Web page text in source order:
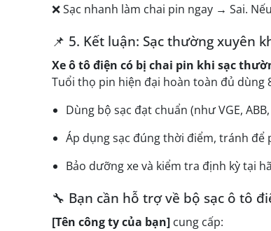
❌ Sạc nhanh làm chai pin ngay → Sai.
📌 5. Kết luận: Sạc thường xuyên
Xe ô tô điện có bị chai pin khi sạc
Tuổi thọ pin hiện đại hoàn toàn đủ dùng
Dùng bộ sạc đạt chuẩn (như VGE,
Áp dụng sạc đúng thời điểm, tránh để
Bảo dưỡng xe và kiểm tra định kỳ tại
🔧 Bạn cần hỗ trợ về bộ sạc ô tô
[Tên công ty của bạn]cung cấp: